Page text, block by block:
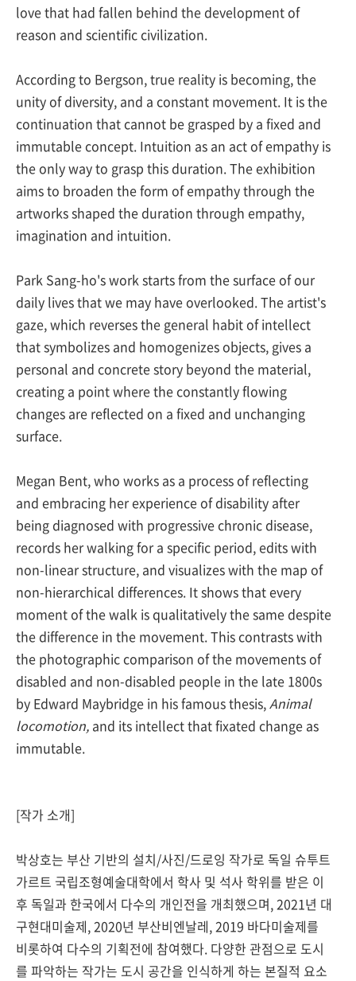
love that had fallen behind the development of
reason and scientific civilization.
According to Bergson, true reality is becoming, the
unity of diversity, and a constant movement. It is the
continuation that cannot be grasped by a fixed and
immutable concept. Intuition as an act of empathy is
the only way to grasp this duration. The exhibition
aims to broaden the form of empathy through the
artworks shaped the duration through empathy,
imagination and intuition.
Park Sang-ho's work starts from the surface of our
daily lives that we may have overlooked. The artist's
gaze, which reverses the general habit of intellect
that symbolizes and homogenizes objects, gives a
personal and concrete story beyond the material,
creating a point where the constantly flowing
changes are reflected on a fixed and unchanging
surface.
Megan Bent, who works as a process of reflecting
and embracing her experience of disability after
being diagnosed with progressive chronic disease,
records her walking for a specific period, edits with
non-linear structure, and visualizes with the map of
non-hierarchical differences. It shows that every
moment of the walk is qualitatively the same despite
the difference in the movement. This contrasts with
the photographic comparison of the movements of
disabled and non-disabled people in the late 1800s
by Edward Maybridge in his famous thesis,Animal
locomotion, and its intellect that fixated change as
immutable.
[작가 소개]
박상호는 부산 기반의 설치/사진/드로잉 작가로 독일 슈투트
가르트 국립조형예술대학에서 학사 및 석사 학위를 받은 이
후 독일과 한국에서 다수의 개인전을 개최했으며, 2021년 대
구현대미술제, 2020년 부산비엔날레, 2019 바다미술제를
비롯하여 다수의 기획전에 참여했다. 다양한 관점으로 도시
를 파악하는 작가는 도시 공간을 인식하게 하는 본질적 요소